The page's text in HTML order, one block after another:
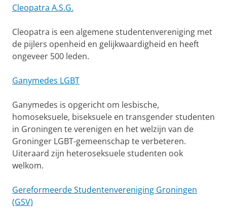
Cleopatra A.S.G.
Cleopatra is een algemene studentenvereniging met
de pijlers openheid en gelijkwaardigheid en heeft
ongeveer 500 leden.
Ganymedes LGBT
Ganymedes is opgericht om lesbische,
homoseksuele, biseksuele en transgender studenten
in Groningen te verenigen en het welzijn van de
Groninger LGBT-gemeenschap te verbeteren.
Uiteraard zijn heteroseksuele studenten ook
welkom.
Gereformeerde Studentenvereniging Groningen
(GSV)